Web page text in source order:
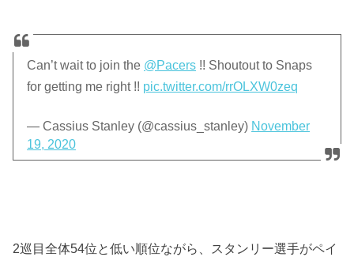
Can’t wait to join the @Pacers !! Shoutout to Snaps
for getting me right !! pic.twitter.com/rrOLXW0zeq
— Cassius Stanley (@cassius_stanley) November
19, 2020
2巡目全体54位と低い順位ながら、スタンリー選手がペイ